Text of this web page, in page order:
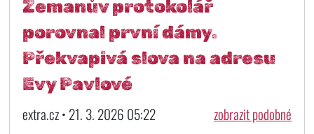
Zemanův protokolář
porovnal první dámy.
Překvapivá slova na adresu
Evy Pavlové
extra.cz • 21. 3. 2026 05:22 zobrazit podobné